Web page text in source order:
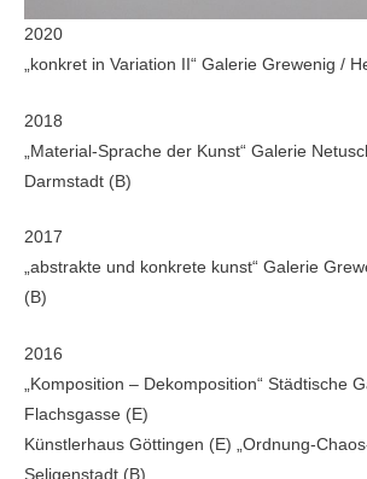
2020
„konkret in Variation II“ Galerie Grewenig /
2018
„Material-Sprache der Kunst“ Galerie
Darmstadt (B)
2017
„abstrakte und konkrete kunst“ Galerie
(B)
2016
„Komposition – Dekomposition“ Städtische
Flachsgasse (E)
Künstlerhaus Göttingen (E) „Ordnung-
Seligenstadt (B)